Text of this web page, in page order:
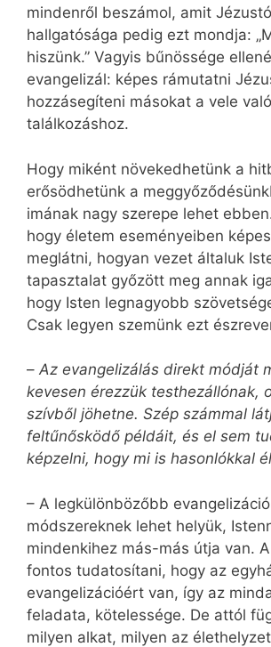
mindenről beszámol, amit
hallgatósága pedig ezt mondja:
hiszünk.” Vagyis bűnössége
evangelizál: képes rámutatni
hozzásegíteni másokat a vele
találkozáshoz.
Hogy miként növekedhetünk a
erősödhetünk a
imának nagy szerepe lehet
hogy életem eseményeiben
meglátni, hogyan vezet általuk
tapasztalat győzött meg annak
hogy Isten legnagyobb
Csak legyen szemünk ezt
– Az evangelizálás direkt módját
kevesen érezzük testhezállónak,
szívből jöhetne. Szép számmal
feltűnősködő példáit, és el sem
képzelni, hogy mi is hasonlókkal
– A legkülönbözőbb
módszereknek lehet helyük,
mindenkihez más-más útja van.
fontos tudatosítani, hogy az
evangelizációért van, így az
feladata, kötelessége. De attól
milyen alkat, milyen az